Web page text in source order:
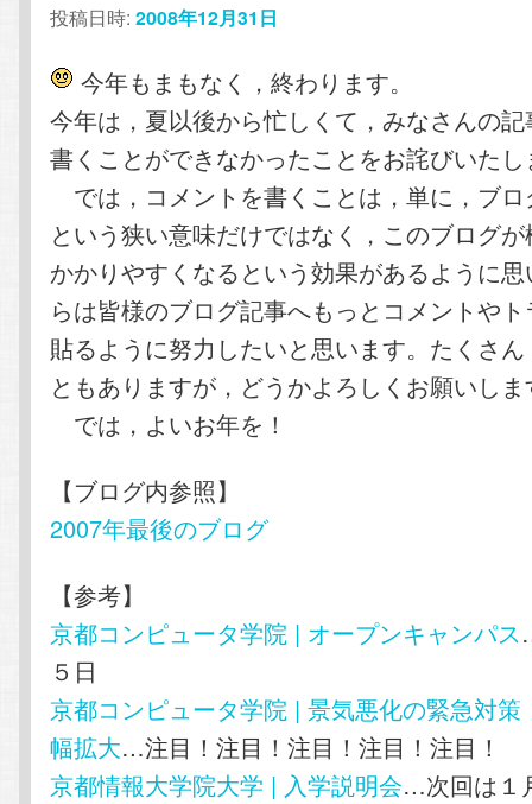
ン
テ
ン
ツ
へ
移
動
テ
ン
ツ
へ
移
動
投稿日時:2008年12月31日
今年もまもなく，終わります。
今年は，夏以後から忙しくて，みなさんの
書くことができなかったことをお詫びいた
では，コメントを書くことは，単に，ブ
という狭い意味だけではなく，このブログ
かかりやすくなるという効果があるように
らは皆様のブログ記事へもっとコメントや
貼るように努力したいと思います。たくさ
ともありますが，どうかよろしくお願いし
では，よいお年を！
【ブログ内参照】
2007年最後のブログ
【参考】
京都コンピュータ学院 | オープンキャンパス
５日
京都コンピュータ学院 | 景気悪化の緊急対
幅拡大…注目！注目！注目！注目！注目！
京都情報大学院大学 | 入学説明会…次回は１